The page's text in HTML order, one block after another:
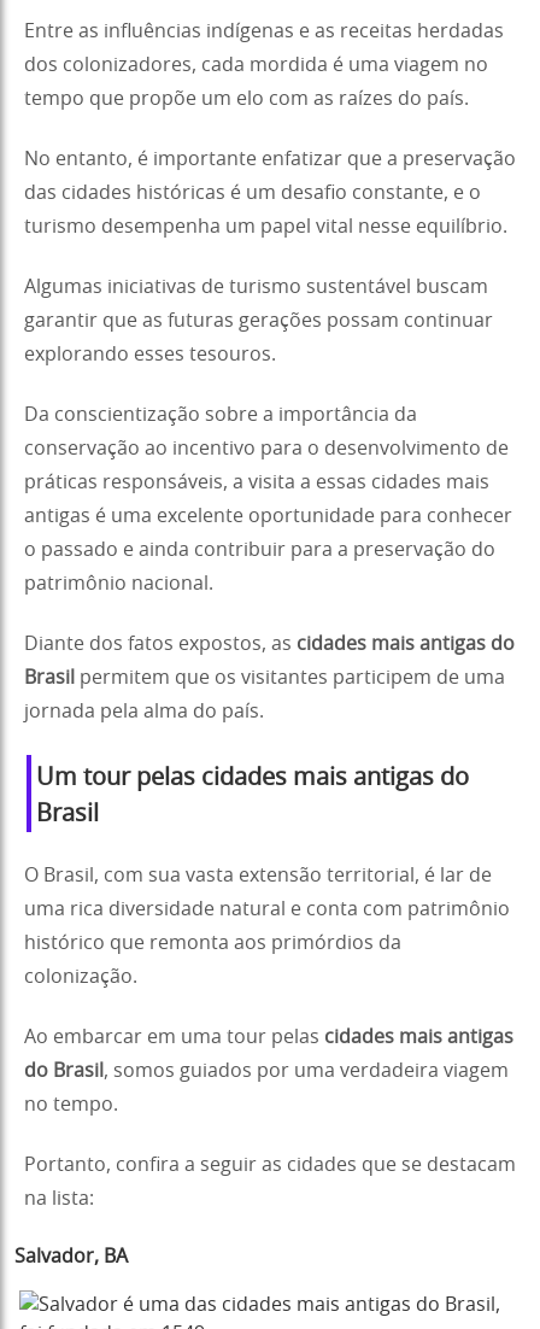
Entre as influências indígenas e as receitas herdadas
dos colonizadores, cada mordida é uma viagem no
tempo que propõe um elo com as raízes do país.
No entanto, é importante enfatizar que a preservação
das cidades históricas é um desafio constante, e o
turismo desempenha um papel vital nesse equilíbrio.
Algumas iniciativas de turismo sustentável buscam
garantir que as futuras gerações possam continuar
explorando esses tesouros.
Da conscientização sobre a importância da
conservação ao incentivo para o desenvolvimento de
práticas responsáveis, a visita a essas cidades mais
antigas é uma excelente oportunidade para conhecer
o passado e ainda contribuir para a preservação do
patrimônio nacional.
Diante dos fatos expostos, as cidades mais antigas do
Brasil permitem que os visitantes participem de uma
jornada pela alma do país.
Um tour pelas cidades mais antigas do
Brasil
O Brasil, com sua vasta extensão territorial, é lar de
uma rica diversidade natural e conta com patrimônio
histórico que remonta aos primórdios da
colonização.
Ao embarcar em uma tour pelas cidades mais antigas
do Brasil , somos guiados por uma verdadeira viagem
no tempo.
Portanto, confira a seguir as cidades que se destacam
na lista:
Salvador, BA